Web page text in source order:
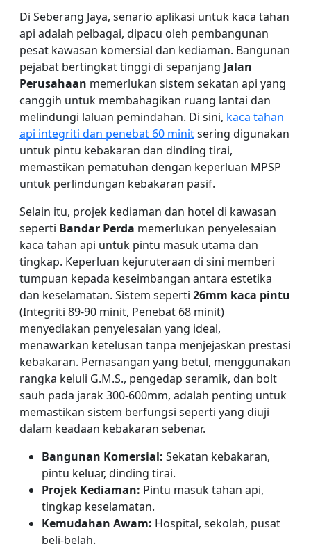
Di Seberang Jaya, senario aplikasi untuk kaca tahan
api adalah pelbagai, dipacu oleh pembangunan
pesat kawasan komersial dan kediaman. Bangunan
pejabat bertingkat tinggi di sepanjang Jalan
Perusahaan memerlukan sistem sekatan api yang
canggih untuk membahagikan ruang lantai dan
melindungi laluan pemindahan. Di sini, kaca tahan
api integriti dan penebat 60 minitsering digunakan
untuk pintu kebakaran dan dinding tirai,
memastikan pematuhan dengan keperluan MPSP
untuk perlindungan kebakaran pasif.
Selain itu, projek kediaman dan hotel di kawasan
seperti Bandar Perda memerlukan penyelesaian
kaca tahan api untuk pintu masuk utama dan
tingkap. Keperluan kejuruteraan di sini memberi
tumpuan kepada keseimbangan antara estetika
dan keselamatan. Sistem seperti 26mm kaca pintu
(Integriti 89-90 minit, Penebat 68 minit)
menyediakan penyelesaian yang ideal,
menawarkan ketelusan tanpa menjejaskan prestasi
kebakaran. Pemasangan yang betul, menggunakan
rangka keluli G.M.S., pengedap seramik, dan bolt
sauh pada jarak 300-600mm, adalah penting untuk
memastikan sistem berfungsi seperti yang diuji
dalam keadaan kebakaran sebenar.
Bangunan Komersial: Sekatan kebakaran,
pintu keluar, dinding tirai.
Projek Kediaman: Pintu masuk tahan api,
tingkap keselamatan.
Kemudahan Awam: Hospital, sekolah, pusat
beli-belah.